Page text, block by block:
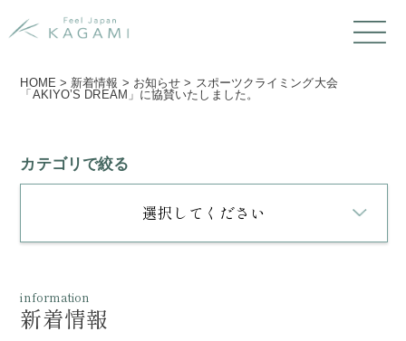
HOME > 新着情報 > お知らせ > スポーツクライミング大会
「AKIYOʼS DREAM」に協賛いたしました。
カテゴリで絞る
選択してください
information
新着情報